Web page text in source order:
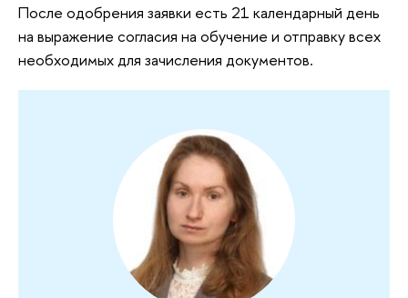
После одобрения заявки есть 21 календарный день
на выражение согласия на обучение и отправку всех
необходимых для зачисления документов.